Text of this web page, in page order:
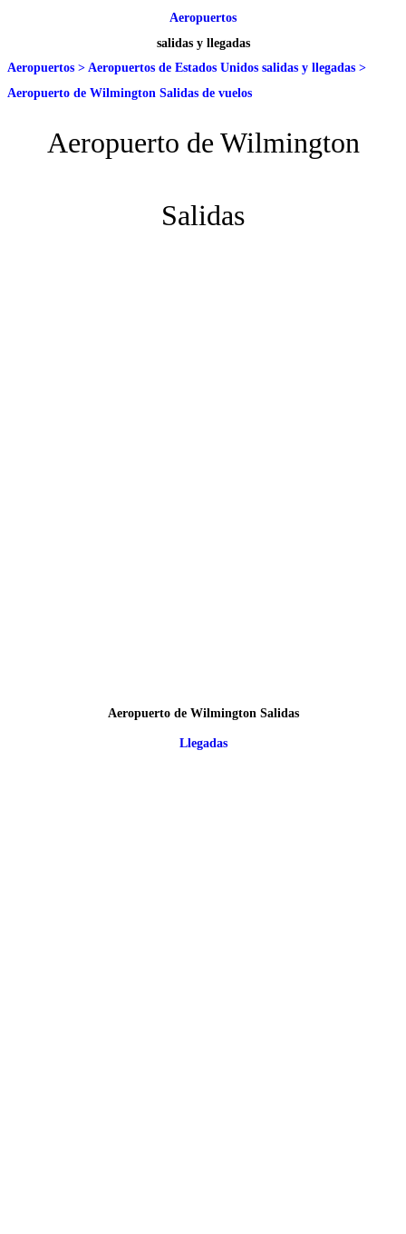
Aeropuertos
salidas y llegadas
Aeropuertos > Aeropuertos de Estados Unidos salidas y llegadas >
Aeropuerto de Wilmington Salidas de vuelos
Aeropuerto de Wilmington
Salidas
Aeropuerto de Wilmington Salidas
Llegadas